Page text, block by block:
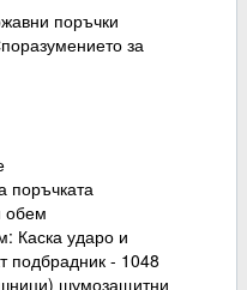
поръчки
за
поръчката
обем
Каска ударо и
подбрадник - 1048
шумозащитни